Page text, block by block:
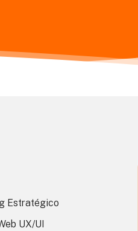
Estratégico
UX/UI